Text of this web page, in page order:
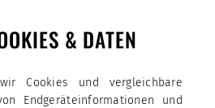
& DATEN
Cookies und vergleichbare
Endgeräteinformationen und